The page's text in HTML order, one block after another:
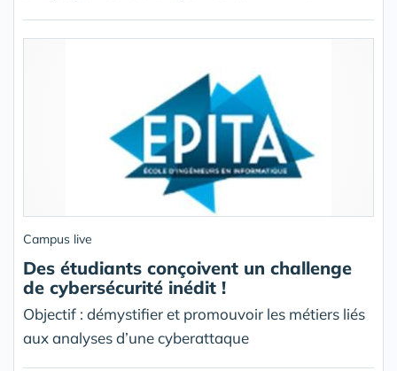
Campus live
Des étudiants conçoivent un challenge
de cybersécurité inédit !
Objectif : démystifier et promouvoir les métiers liés
aux analyses d’une cyberattaque